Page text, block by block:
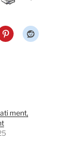
ment,